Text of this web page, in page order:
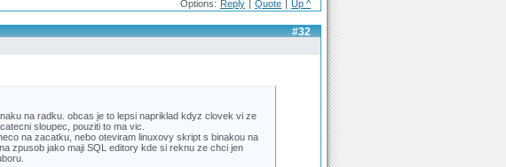
Options: Reply | Quote | Up ^
#32
na radku. obcas je to lepsi napriklad kdyz clovek vi ze
sloupec, pouziti to ma vic.
na zacatku, nebo oteviram linuxovy skript s binakou na
zpusob jako maji SQL editory kde si reknu ze chci jen